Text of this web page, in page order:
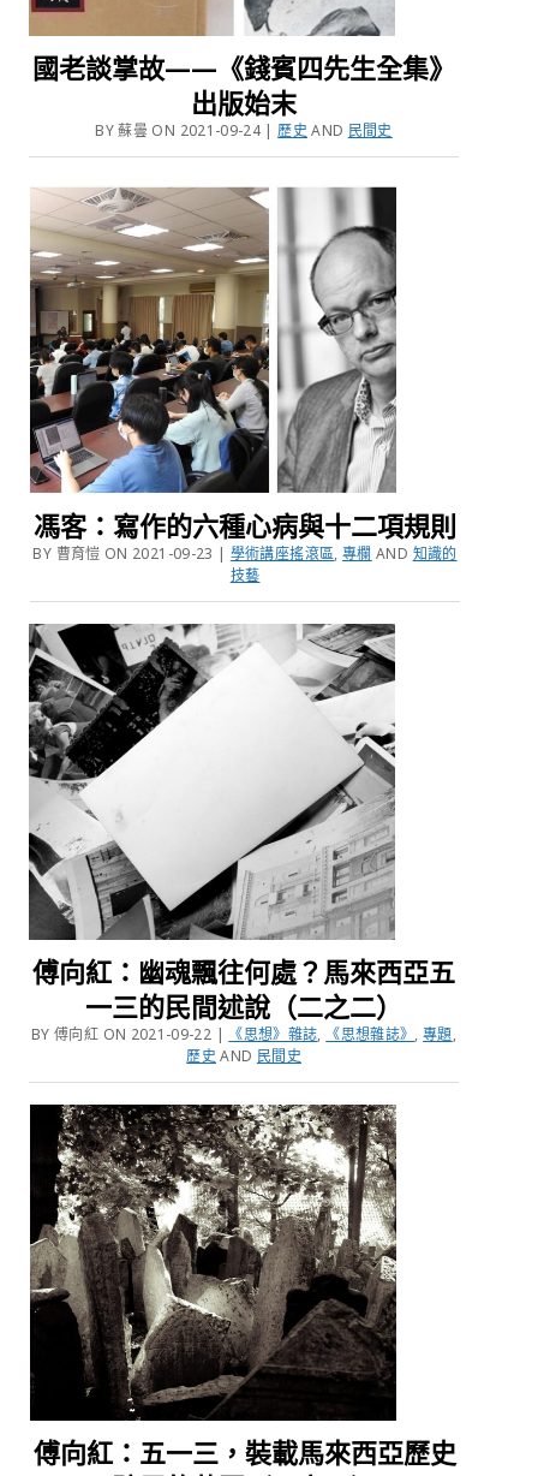
國老談掌故——《錢賓四先生全集》
出版始末
BY 蘇曇 ON 2021-09-24 |歷史 AND 民間史
馮客：寫作的六種心病與十二項規則
BY 曹育愷 ON 2021-09-23 | 學術講座搖滾區,專欄 AND 知識的
技藝
傅向紅：幽魂飄往何處？馬來西亞五
一三的民間述說（二之二）
BY 傅向紅 ON 2021-09-22 | 《思想》雜誌, 《思想雜誌》 ,專題,
歷史 AND 民間史
傅向紅：五一三，裝載馬來西亞歷史